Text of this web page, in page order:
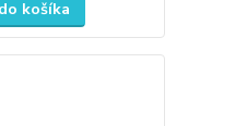
košíka